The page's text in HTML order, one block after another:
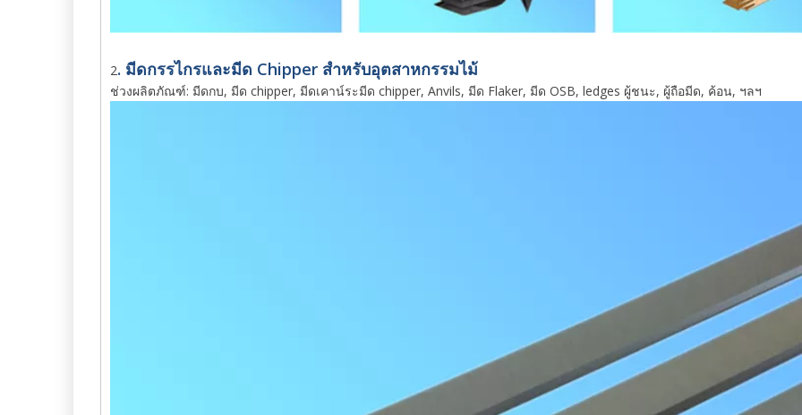
2. มีดกรรไกรและมีด Chipper สำหรับอุตสาหกรรมไม้
ช่วงผลิตภัณฑ์: มีดกบ, มีด chipper, มีดเคาน์ระมีด chipper, Anvils, มีด Flaker, มีด OSB, ledges ผู้ชนะ, ผู้ถือมีด, ค้อน, ฯลฯ